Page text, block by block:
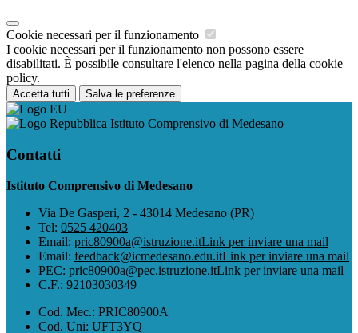
Cookie necessari per il funzionamento
I cookie necessari per il funzionamento non possono essere
disabilitati. È possibile consultare l'elenco nella pagina della cookie
policy.
Accetta tutti Salva le preferenze
Istituto Comprensivo di Medesano
Contatti
Istituto Comprensivo di Medesano
Via De Gasperi, 2 - 43014 Medesano (PR)
Tel: 0525 420403
Email: pric80900a@istruzione.itLink per inviare una mail
Email: feedback@icmedesano.edu.itLink per inviare una mail
PEC: pric80900a@pec.istruzione.itLink per inviare una mail
C.F.: 92103030349
Cod. Mec.: PRIC80900A
Cod. Uni: UFT3YQ